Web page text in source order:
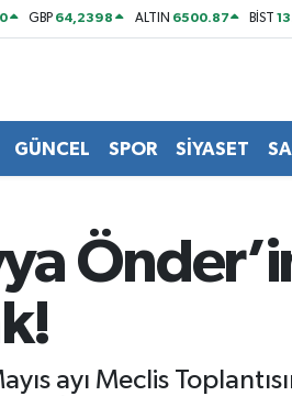
GBP 64,2398 ALTIN 6500.87 BİST
GÜNCEL SPOR SİYASET
ayı Meclis